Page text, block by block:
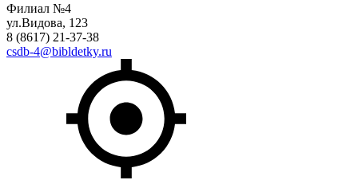
Филиал №4
ул.Видова, 123
8 (8617) 21-37-38
csdb-4@bibldetky.ru